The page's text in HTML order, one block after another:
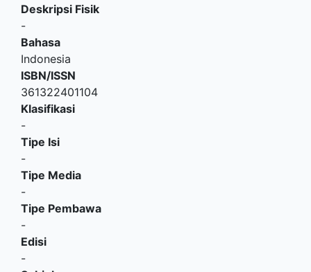
Deskripsi Fisik
-
Bahasa
Indonesia
ISBN/ISSN
361322401104
Klasifikasi
-
Tipe Isi
-
Tipe Media
-
Tipe Pembawa
-
Edisi
-